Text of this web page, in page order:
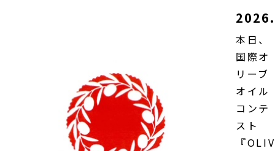
本日、
国際オ
リーブ
オイル
コンテ
スト
『